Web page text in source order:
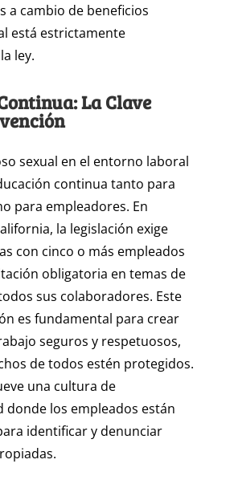
a cambio de beneficios
está estrictamente
ley.
La Clave
sexual en el entorno laboral
continua tanto para
para empleadores. En
la legislación exige
con cinco o más empleados
obligatoria en temas de
sus colaboradores. Este
es fundamental para crear
seguros y respetuosos,
de todos estén protegidos.
una cultura de
donde los empleados están
identificar y denunciar